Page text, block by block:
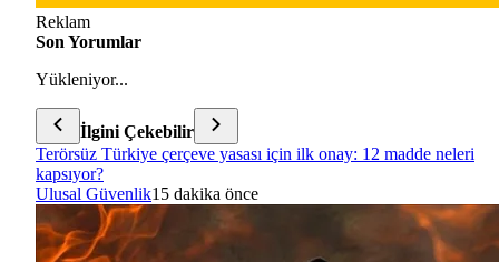
Reklam
Son Yorumlar
Yükleniyor...
İlgini Çekebilir
Terörsüz Türkiye çerçeve yasası için ilk onay: 12 madde neleri
kapsıyor?
Ulusal Güvenlik15 dakika önce